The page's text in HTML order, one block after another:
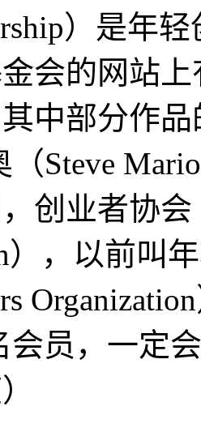
）是年
会的网站
中部分作
（Steve
创业者协会
），以前叫
会员，一定